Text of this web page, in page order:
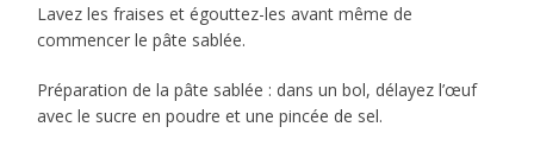
Lavez les fraises et égouttez-les avant même de
commencer le pâte sablée.
Préparation de la pâte sablée : dans un bol, délayez l’œuf
avec le sucre en poudre et une pincée de sel.